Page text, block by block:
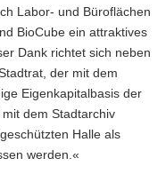
Labor- und Büroflächen
BioCube ein attraktives
Dank richtet sich neben
der mit dem
Eigenkapitalbasis der
dem Stadtarchiv
Halle als
werden.«